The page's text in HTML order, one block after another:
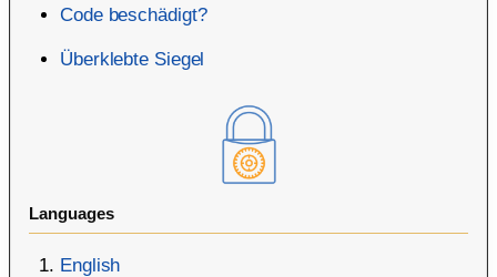
Code beschädigt?
Überklebte Siegel
Languages
English